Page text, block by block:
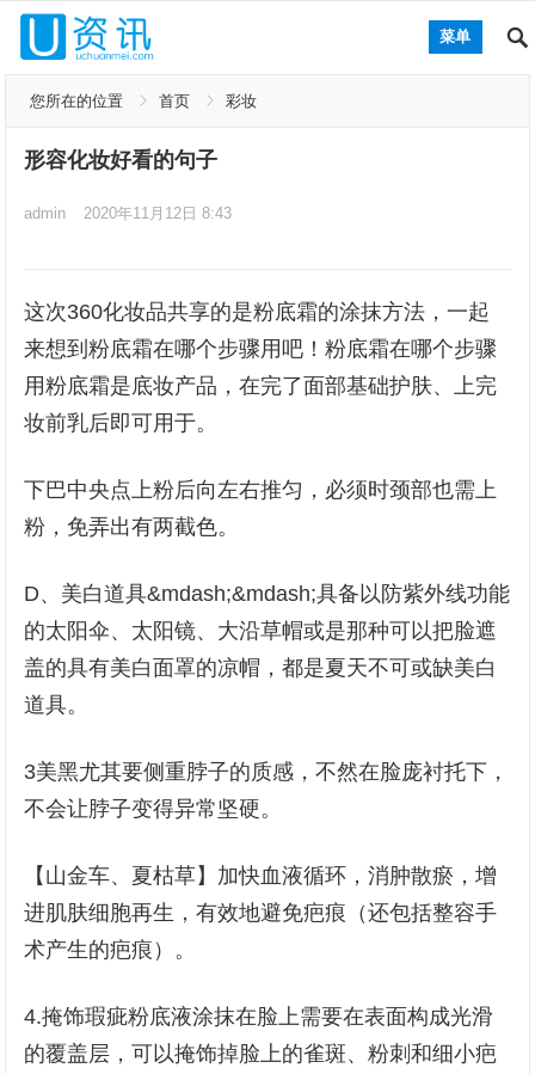
菜单
您所在的位置 首页 彩妆
形容化妆好看的句子
admin 2020年11月12日 8:43
这次360化妆品共享的是粉底霜的涂抹方法，一起
来想到粉底霜在哪个步骤用吧！粉底霜在哪个步骤
用粉底霜是底妆产品，在完了面部基础护肤、上完
妆前乳后即可用于。
下巴中央点上粉后向左右推匀，必须时颈部也需上
粉，免弄出有两截色。
D、美白道具&mdash;&mdash;具备以防紫外线功能
的太阳伞、太阳镜、大沿草帽或是那种可以把脸遮
盖的具有美白面罩的凉帽，都是夏天不可或缺美白
道具。
3美黑尤其要侧重脖子的质感，不然在脸庞衬托下，
不会让脖子变得异常坚硬。
【山金车、夏枯草】加快血液循环，消肿散瘀，增
进肌肤细胞再生，有效地避免疤痕（还包括整容手
术产生的疤痕）。
4.掩饰瑕疵粉底液涂抹在脸上需要在表面构成光滑
的覆盖层，可以掩饰掉脸上的雀斑、粉刺和细小疤